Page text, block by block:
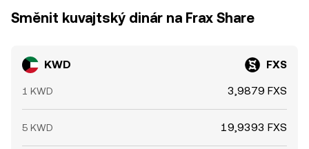
Směnit kuvajtský dinár na Frax Share
KWD FXS
1 KWD 3,9879 FXS
5 KWD 19,9393 FXS